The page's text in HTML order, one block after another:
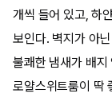
개씩 들어 있고, 하
보인다. 벽지가 아
불쾌한 냄새가 배
로얄스위트룸이 딱